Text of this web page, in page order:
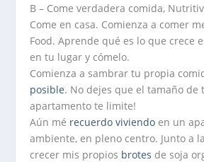
B – Come verdadera comida,
Come en casa. Comienza a comer
Food. Aprende qué es lo que crece
en tu lugar y cómelo.
Comienza a sambrar tu propia
posible. No dejes que el tamaño de
apartamento te limite!
Aún mé recuerdo viviendo en un
ambiente, en pleno centro. Junto a
crecer mis propios brotes de soja